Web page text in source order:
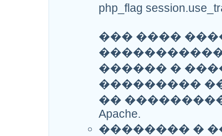
php_flag
��� ����
������ �
���������
��
Apache.
�������� �